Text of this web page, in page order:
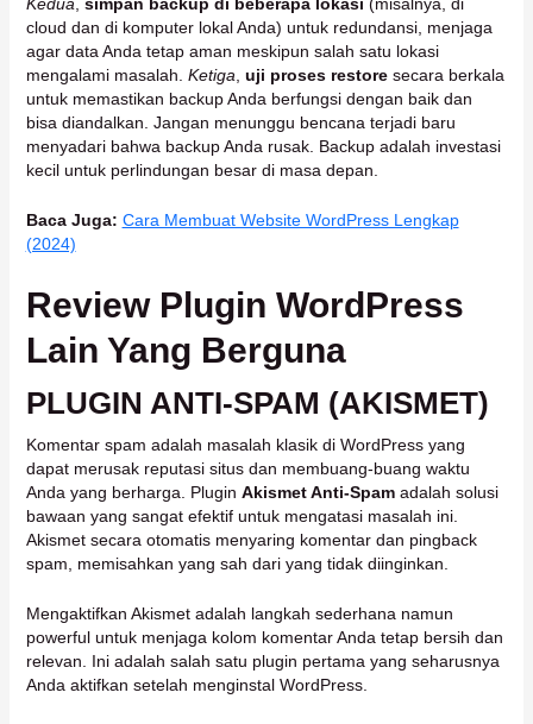
cloud dan di komputer lokal Anda) untuk redundansi, menjaga
agar data Anda tetap aman meskipun salah satu lokasi
mengalami masalah. Ketiga uji proses restoresecara berkala
untuk memastikan backup Anda berfungsi dengan baik dan
bisa diandalkan. Jangan menunggu bencana terjadi baru
menyadari bahwa backup Anda rusak. Backup adalah investasi
kecil untuk perlindungan besar di masa depan.
Baca Juga: Cara Membuat Website WordPress Lengkap
(2024)
Review Plugin WordPress
Lain Yang Berguna
PLUGIN ANTI-SPAM (AKISMET)
Komentar spam adalah masalah klasik di WordPress yang
dapat merusak reputasi situs dan membuang-buang waktu
Anda yang berharga. Plugin Akismet Anti-Spamadalah solusi
bawaan yang sangat efektif untuk mengatasi masalah ini.
Akismet secara otomatis menyaring komentar dan pingback
spam, memisahkan yang sah dari yang tidak diinginkan.
Mengaktifkan Akismet adalah langkah sederhana namun
powerful untuk menjaga kolom komentar Anda tetap bersih dan
relevan. Ini adalah salah satu plugin pertama yang seharusnya
Anda aktifkan setelah menginstal WordPress.